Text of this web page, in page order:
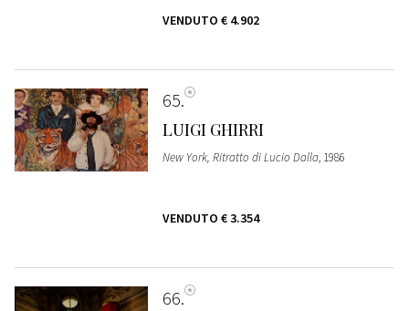
VENDUTO € 4.902
65
LUIGI GHIRRI
New York, Ritratto di Lucio Dalla, 1986
VENDUTO € 3.354
66